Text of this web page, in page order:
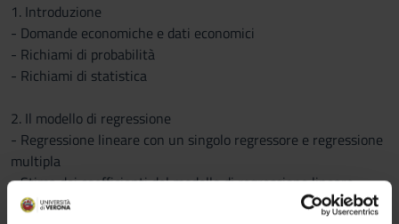
1. Introduzione
- Domande economiche e dati economici
- Richiami di probabilità
- Richiami di statistica
2. Il modello di regressione
- Regressione lineare con un singolo regressore e regressione
multipla
- Stima dei coefficienti del modello di regressione lineare
- Le assunzioni dei minimi quadrati